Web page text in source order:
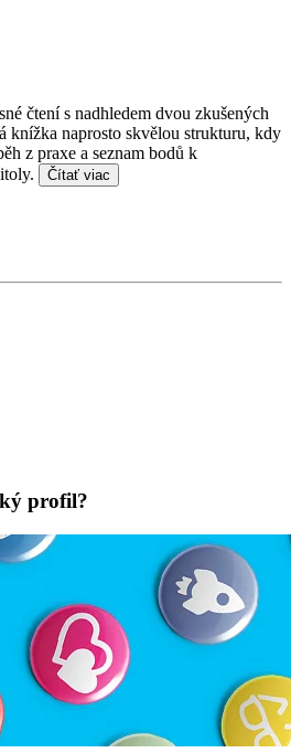
čtení s nadhledem dvou zkušených
knížka naprosto skvělou strukturu, kdy
z praxe a seznam bodů k
Čítať viac
profil?